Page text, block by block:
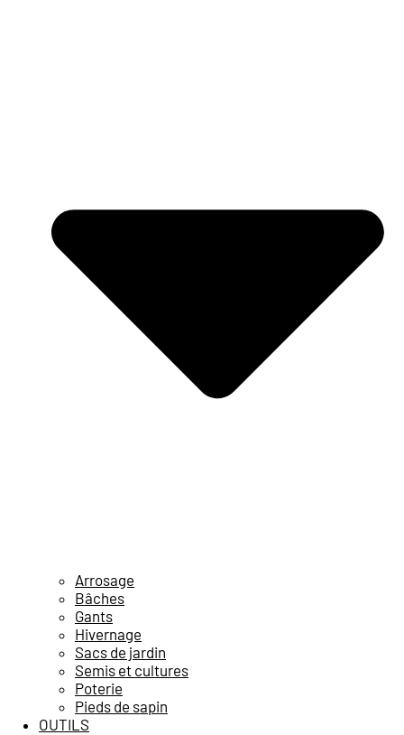
Arrosage
Bâches
Gants
Hivernage
Sacs de jardin
Semis et cultures
Poterie
Pieds de sapin
OUTILS